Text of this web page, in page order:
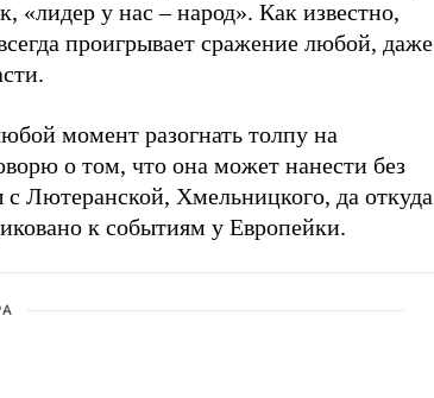
«лидер у нас – народ». Как известно,
проигрывает сражение любой, даже
момент разогнать толпу на
о том, что она может нанести без
Лютеранской, Хмельницкого, да откуда
к событиям у Европейки.